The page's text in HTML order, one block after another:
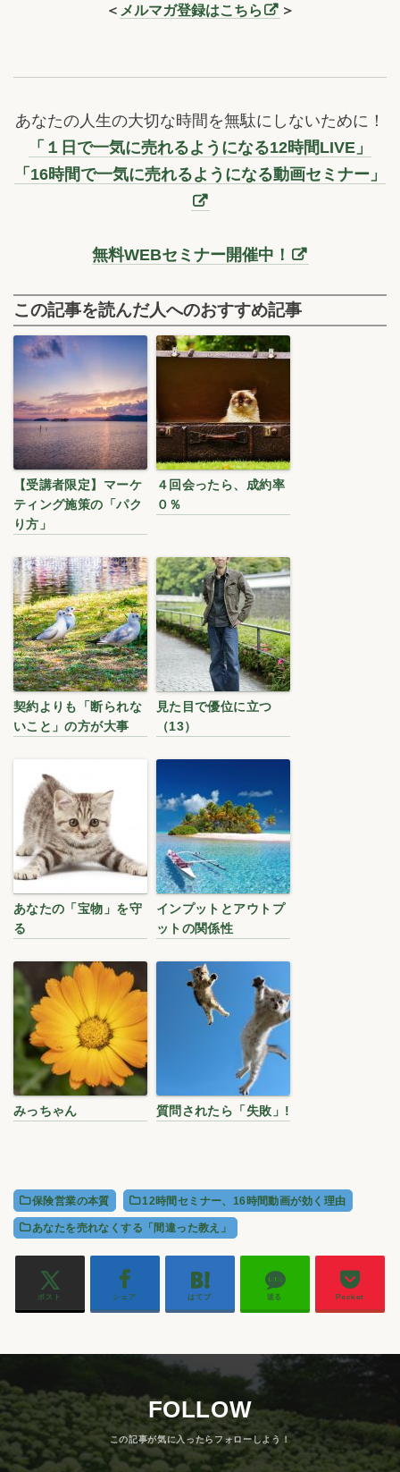
＜ メルマガ登録はこちら ＞
あなたの人生の大切な時間を無駄にしないために！
「１日で一気に売れるようになる12時間LIVE」
「16時間で一気に売れるようになる動画セミナー」
無料WEBセミナー開催中！
この記事を読んだ人へのおすすめ記事
【受講者限定】マーケ
ティング施策の「パク
り方」
４回会ったら、成約率
０％
契約よりも「断られな
いこと」の方が大事
見た目で優位に立つ
（13）
あなたの「宝物」を守
る
インプットとアウトプ
ットの関係性
みっちゃん 質問されたら「失敗」!
保険営業の本質 12時間セミナー、16時間動画が効く理由
あなたを売れなくする「間違った教え」
ポスト シェア はてブ 送る Pocket
FOLLOW